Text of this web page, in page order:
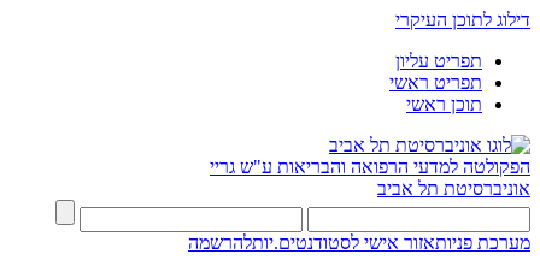
דילוג לתוכן העיקרי
תפריט עליון
תפריט ראשי
תוכן ראשי
הפקולטה למדעי הרפואה והבריאות ע"ש גריי
אוניברסיטת תל אביב
מערכת פניותאזור אישי לסטודנטים.יותלהרשמה